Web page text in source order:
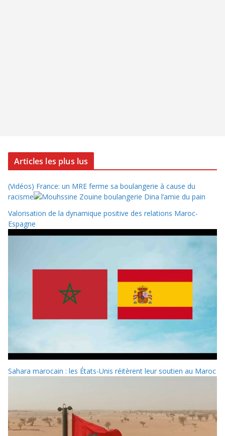
Articles les plus lus
(Vidéos) France: un MRE ferme sa boulangerie à cause du
racisme
Valorisation de la dynamique positive des relations Maroc-
Espagne
Sahara marocain : les États-Unis réitèrent leur soutien au Maroc